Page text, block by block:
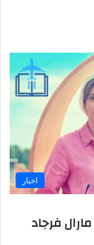
اخبار
فرجاد